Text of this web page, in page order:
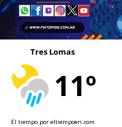
Tres Lomas
11º
El tiempopor eltiempoen.com